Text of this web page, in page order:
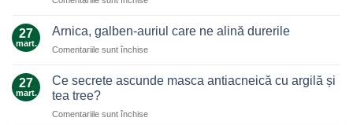
de
Un
de
nu
27
mart.
Arnica, galben-auriul care ne alină durerile
Comentariile sunt închisepentru
galben-
ne
27
mart.
Ce secrete ascunde masca antiacneică cu argilă și
tea tree?
Comentariile sunt închisepentru